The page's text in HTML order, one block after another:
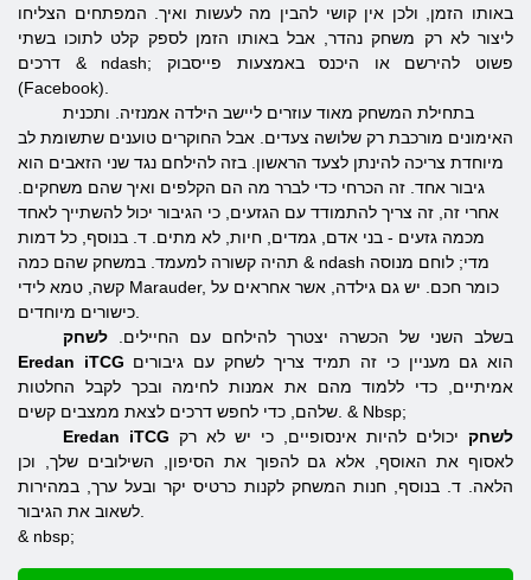
באותו הזמן, ולכן אין קושי להבין מה לעשות ואיך. המפתחים הצליחו
ליצור לא רק משחק נהדר, אבל באותו הזמן לספק קלט לתוכו בשתי
דרכים & ndash; פשוט להירשם או היכנס באמצעות פייסבוק
(Facebook).
בתחילת המשחק מאוד עוזרים ליישב הילדה אמנזיה. ותכנית
האימונים מורכבת רק שלושה צעדים. אבל החוקרים טוענים שתשומת לב
מיוחדת צריכה להינתן לצעד הראשון. בזה להילחם נגד שני הזאבים הוא
גיבור אחד. זה הכרחי כדי לברר מה הם הקלפים ואיך שהם משחקים.
אחרי זה, זה צריך להתמודד עם הגזעים, כי הגיבור יכול להשתייך לאחד
מכמה גזעים - בני אדם, גמדים, חיות, לא מתים. ד. בנוסף, כל דמות
תהיה קשורה למעמד. במשחק שהם כמה & ndash מדי; לוחם מנוסה
קשה, טמא לידי Marauder, כומר חכם. יש גם גילדה, אשר אחראים על
בשלב השני של הכשרה יצטרך להילחם עם החיילים.לשחק
Eredan iTCG הוא גם מעניין כי זה תמיד צריך לשחק עם גיבורים
אמיתיים, כדי ללמוד מהם את אמנות לחימה ובכך לקבל החלטות
שלהם, כדי לחפש דרכים לצאת ממצבים קשים. & Nbsp;
Eredan iTCG לשחק יכולים להיות אינסופיים, כי יש לא רק
לאסוף את האוסף, אלא גם להפוך את הסיפון, השילובים שלך, וכן
הלאה. ד. בנוסף, חנות המשחק לקנות כרטיס יקר ובעל ערך, במהירות
& nbsp;